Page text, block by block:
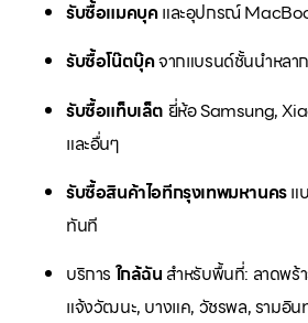
รับซื้อแมคบุคและอุปกรณ์
รับซื้อโน๊ตบุ๊คจากแบรนด์ชั้นนำหลา
รับซื้อแท็บเล็ต ยี่ห้อ Samsung,
และอื่นๆ
รับซื้อสินค้าไอทีกรุงเทพมหานครแ
ทันที
บริการ ใกล้ฉัน สำหรับพื้นที่: ลาดพร้
แจ้งวัฒนะ, บางแค, วัชรพล, รามอิน